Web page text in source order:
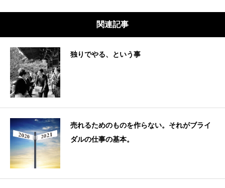
関連記事
独りでやる、という事
売れるためのものを作らない。それがブライ
ダルの仕事の基本。